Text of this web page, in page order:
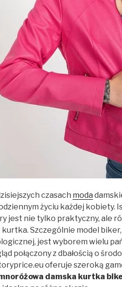
czasach moda
życiu każdej kobiety.
jest nie tylko praktyczny, ale
kurtka. Szczególnie model
jest wyborem wielu
połączony z dbałością o
oferuje szeroką
damska kurtka